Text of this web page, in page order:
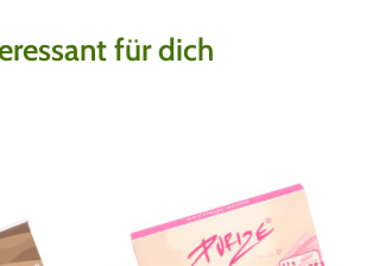
für dich